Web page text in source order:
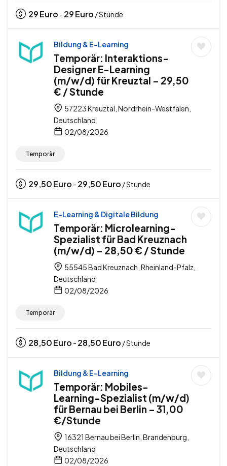
29Euro - 29Euro / Stunde
Bildung & E-Learning
Temporär: Interaktions-
Designer E-Learning
(m/w/d) für Kreuztal – 29,50
€ / Stunde
57223 Kreuztal, Nordrhein-Westfalen,
Deutschland
02/08/2026
Temporär
29,50Euro - 29,50Euro / Stunde
E-Learning & Digitale Bildung
Temporär: Microlearning-
Spezialist für Bad Kreuznach
(m/w/d) – 28,50 € / Stunde
55545 Bad Kreuznach, Rheinland-Pfalz,
Deutschland
02/08/2026
Temporär
28,50Euro - 28,50Euro / Stunde
Bildung & E-Learning
Temporär: Mobiles-
Learning-Spezialist (m/w/d)
für Bernau bei Berlin – 31,00
€/Stunde
16321 Bernau bei Berlin, Brandenburg,
Deutschland
02/08/2026